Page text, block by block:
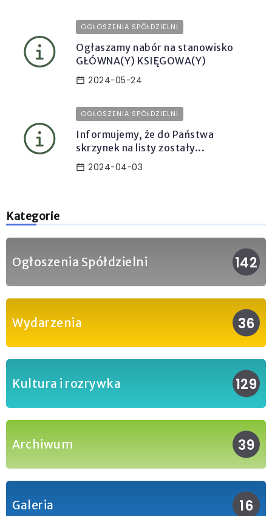
OGŁOSZENIA SPÓŁDZIELNI
Ogłaszamy nabór na stanowisko
GŁÓWNA(Y) KSIĘGOWA(Y)
2024-05-24
OGŁOSZENIA SPÓŁDZIELNI
Informujemy, że do Państwa
skrzynek na listy zostały...
2024-04-03
Kategorie
Ogłoszenia Spółdzielni 142
Wydarzenia 36
Kultura i rozrywka 129
Archiwum 39
Galeria 16